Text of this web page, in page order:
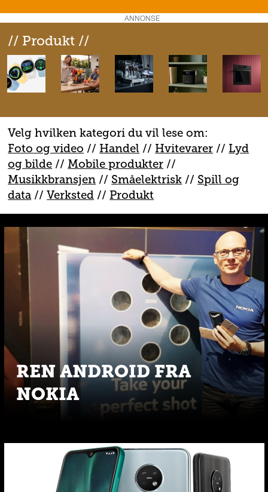
ANNONSE
// Produkt //
Velg hvilken kategori du vil lese om:
Foto og video // Handel // Hvitevarer // Lyd
og bilde //Mobile produkter //
Musikkbransjen // Småelektrisk // Spill og
data //Verksted // Produkt
REN ANDROID FRA
NOKIA